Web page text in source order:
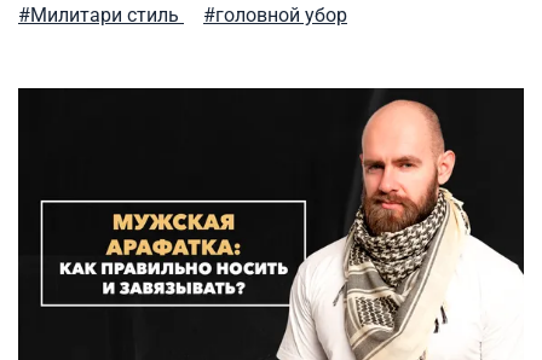
компрессионное термобелье трикотажные шорты
специализированные интернет-магазины
белая футболка
тактическая одежда весной ремень брючный
камуфляжная расцветка брюки карго
стиль милитари
#Милитари стиль
#головной убор